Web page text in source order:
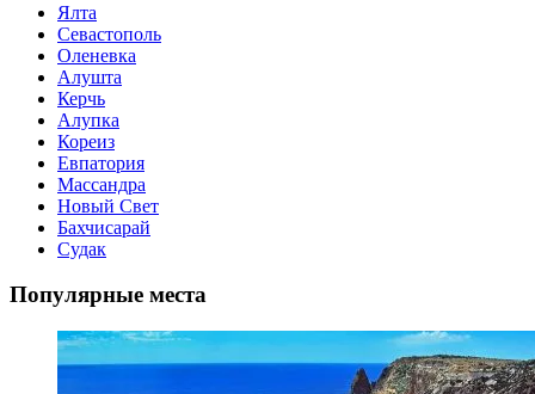
Ялта
Севастополь
Оленевка
Алушта
Керчь
Алупка
Кореиз
Евпатория
Массандра
Новый Свет
Бахчисарай
Судак
Популярные места